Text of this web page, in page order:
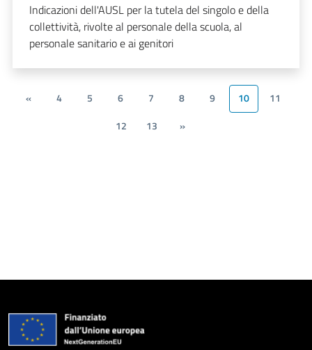
Indicazioni dell'AUSL per la tutela del singolo e della
collettività, rivolte al personale della scuola, al
personale sanitario e ai genitori
« 4 5 6 7 8 9 10
11
12
13 »